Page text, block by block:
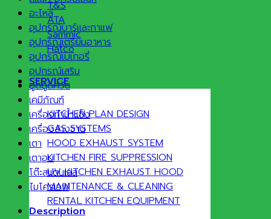
T&S
ATA
Sammic
Hatco
SERVICE
KITCHEN PLAN DESIGN
GAS SYSTEMS
HOOD EXHAUST SYSTEM
KITCHEN FIRE SUPPRESSION
UV KITCHEN EXHAUST HOOD
MAINTENANCE & CLEANING
RENTAL KITCHEN EQUIPMENT
อะไหล่
อุปกรณ์บาร์และกาแฟ
อุปกรณ์เตรียมอาหาร
อุปกรณ์เบเกอรี่
อุปกรณ์เสริม
ฮูดดูดควัน
เคมีภัณฑ์
เครื่องทำน้ำแข็ง
เครื่องล้างจาน
เตา
เตาอบ
โต๊ะสแตนเลส
ไมโครเวฟ
Description